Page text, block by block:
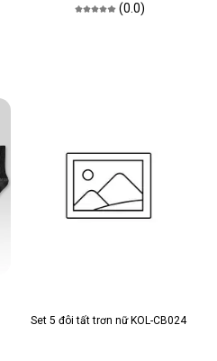
(0.0)
Set 5 đôi tất trơn nữ KOL-CB024